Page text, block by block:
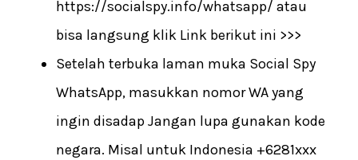
https://socialspy.info/whatsapp/ atau
bisa langsung klik Link berikut ini >>>
Setelah terbuka laman muka Social Spy
WhatsApp, masukkan nomor WA yang
ingin disadap Jangan lupa gunakan kode
negara. Misal untuk Indonesia +6281xxx